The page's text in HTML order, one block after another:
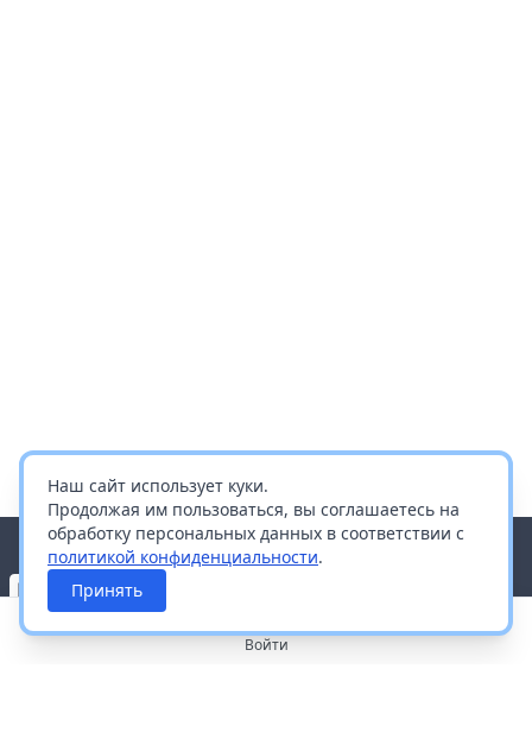
Наш сайт использует куки.
Продолжая им пользоваться, вы соглашаетесь на
обработку персональных данных в соответствии с
политикой конфиденциальности.
Принять
Войти